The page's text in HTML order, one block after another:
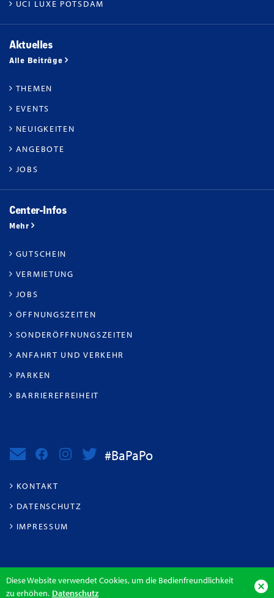
Diese Website verwendet Cookies, um die Bedienfreundlichkeit
zu erhöhen. Datenschutz
UCI LUXE POTSDAM
Aktuelles
Alle Beiträge
THEMEN
EVENTS
NEUIGKEITEN
ANGEBOTE
JOBS
Center-Infos
Mehr
GUTSCHEIN
VERMIETUNG
JOBS
ÖFFNUNGSZEITEN
SONDERÖFFNUNGSZEITEN
ANFAHRT UND VERKEHR
PARKEN
BARRIEREFREIHEIT
#BaPaPo
KONTAKT
DATENSCHUTZ
IMPRESSUM